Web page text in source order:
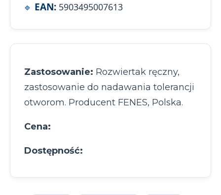
EAN: 5903495007613
Zastosowanie: Rozwiertak ręczny,
zastosowanie do nadawania tolerancji
otworom. Producent FENES, Polska.
Cena:
Dostępność: